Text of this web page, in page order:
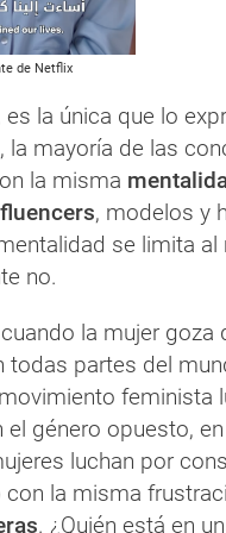
de Netflix
es la única que lo
la mayoría de las
la misma
, modelos y
se limita al
no.
la mujer goza
todas partes del
feminista
el género opuesto,
luchan por
con la misma
. ¿Quién está en